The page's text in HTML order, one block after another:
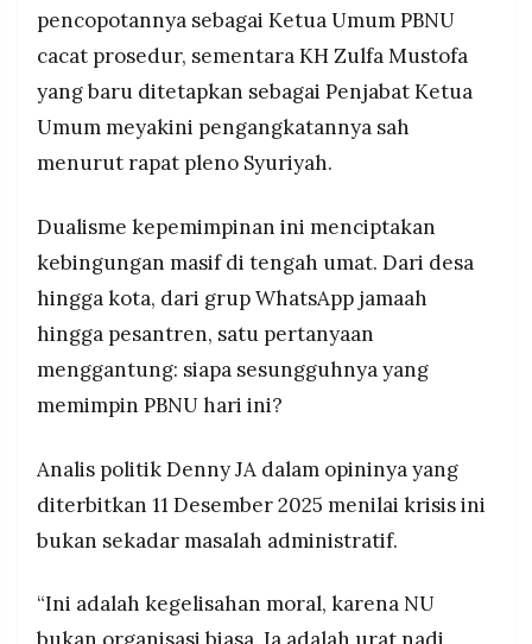
©
RESOLUSI
PRAMUDITA
©
Resolusi.co
-
2026
RESOLUSI
PRAMUDITA
Pelajaran 1984: NU pernah selamat dari krisis
lewat kearifan kiai sepuh seperti KH Ahmad
Siddiq yang mengutamakan persatuan di atas
ego
pencopotannya sebagai Ketua Umum PBNU
cacat prosedur, sementara KH Zulfa Mustofa
yang baru ditetapkan sebagai Penjabat Ketua
Umum meyakini pengangkatannya sah
menurut rapat pleno Syuriyah.
Dualisme kepemimpinan ini menciptakan
kebingungan masif di tengah umat. Dari desa
hingga kota, dari grup WhatsApp jamaah
hingga pesantren, satu pertanyaan
menggantung: siapa sesungguhnya yang
memimpin PBNU hari ini?
Analis politik Denny JA dalam opininya yang
diterbitkan 11 Desember 2025 menilai krisis ini
bukan sekadar masalah administratif.
“Ini adalah kegelisahan moral, karena NU